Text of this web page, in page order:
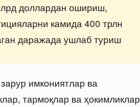
доллардан ошириш,
камида 400 трлн
даражада ушлаб туриш
имкониятлар ва
тармоқлар ва ҳокимликлар